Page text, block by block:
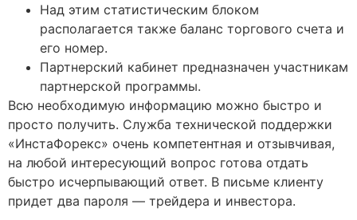
Над этим статистическим блоком
располагается также баланс торгового счета и
его номер.
Партнерский кабинет предназначен участникам
партнерской программы.
Всю необходимую информацию можно быстро и
просто получить. Служба технической поддержки
«ИнстаФорекс» очень компетентная и отзывчивая,
на любой интересующий вопрос готова отдать
быстро исчерпывающий ответ. В письме клиенту
придет два пароля — трейдера и инвестора.